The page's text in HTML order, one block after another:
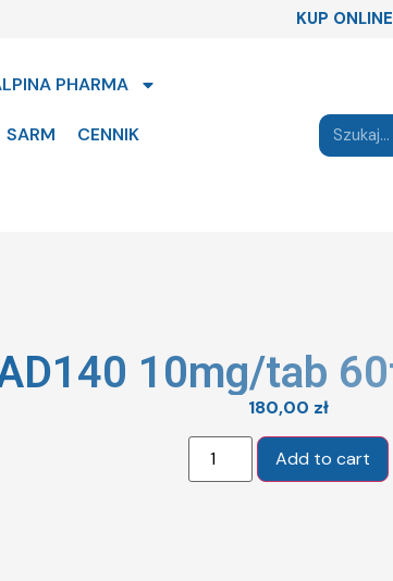
KUP
PHARMA
SARM CENNIK
10mg/tab
180,00 zł
Add to cart